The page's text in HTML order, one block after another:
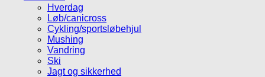
Hverdag
Løb/canicross
Cykling/sportsløbehjul
Mushing
Vandring
Ski
Jagt og sikkerhed